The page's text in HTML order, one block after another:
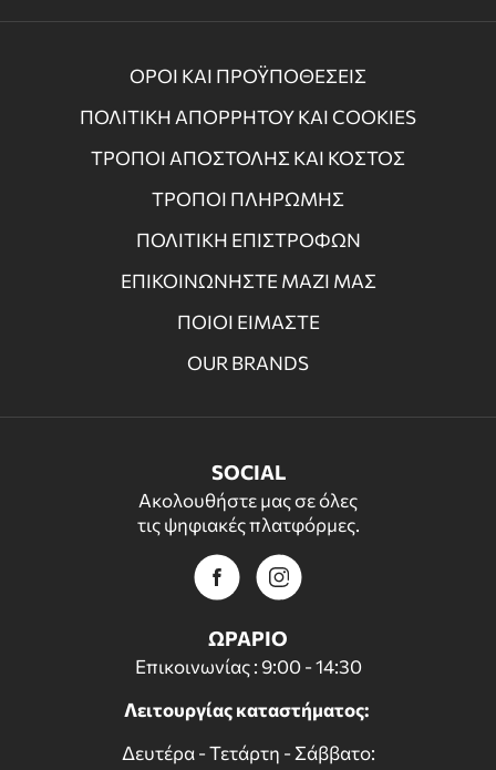
ΟΡΟΙ ΚΑΙ ΠΡΟΫΠΟΘΕΣΕΙΣ
ΠΟΛΙΤΙΚΗ ΑΠΟΡΡΗΤΟΥ ΚΑΙ COOKIES
ΤΡΟΠΟΙ ΑΠΟΣΤΟΛΗΣ ΚΑΙ ΚΟΣΤΟΣ
ΤΡΟΠΟΙ ΠΛΗΡΩΜΗΣ
ΠΟΛΙΤΙΚΗ ΕΠΙΣΤΡΟΦΩΝ
ΕΠΙΚΟΙΝΩΝΗΣΤΕ ΜΑΖΙ ΜΑΣ
ΠΟΙΟΙ ΕΙΜΑΣΤΕ
OUR BRANDS
SOCIAL
Ακολουθήστε μας σε όλες
τις ψηφιακές πλατφόρμες.
ΩΡΑΡΙΟ
Επικοινωνίας : 9:00 - 14:30
Λειτουργίας καταστήματος:
Δευτέρα - Τετάρτη - Σάββατο: